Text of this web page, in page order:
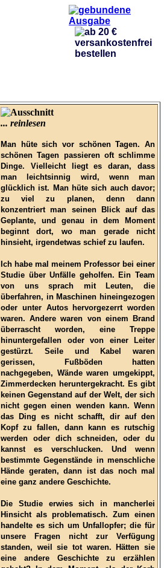
... reinlesen
Man hüte sich vor schönen Tagen. An
schönen Tagen passieren oft schlimme
Dinge. Vielleicht liegt es daran, dass
man leichtsinnig wird, wenn man
glücklich ist. Man hüte sich auch davor;
zu viel zu planen, denn dann
konzentriert man seinen Blick auf das
Geplante, und genau in dem Moment
beginnt dort, wo man gerade nicht
hinsieht, irgendetwas schief zu laufen.
Ich habe mal meinem Professor bei einer
Studie über Unfälle geholfen. Ein Team
von uns sprach mit Leuten, die
überfahren, in Maschinen hineingezogen
oder unter Autos hervorgezerrt worden
waren. Andere waren von einem Brand
überrascht worden, eine Treppe
hinuntergefallen oder von einer Leiter
gestürzt. Seile und Kabel waren
gerissen, Fußböden hatten
nachgegeben, Wände waren umgekippt,
Zimmerdecken heruntergekracht. Es gibt
keinen Gegenstand auf der Welt, der sich
nicht gegen einen wenden kann. Wenn
das Ding es nicht schafft, dir auf den
Kopf zu fallen, dann kann es rutschig
werden oder dich schneiden, oder du
kannst es verschlucken. Und wenn
bestimmte Gegenstände in menschliche
Hände geraten, dann ist das noch mal
eine ganz andere Geschichte.
Die Studie erwies sich in mancherlei
Hinsicht als problematisch. Zum einen
handelte es sich um Unfallopfer; die für
unsere Fragen nicht zur Verfügung
standen, weil sie tot waren. Hätten sie
eine andere Geschichte zu erzählen